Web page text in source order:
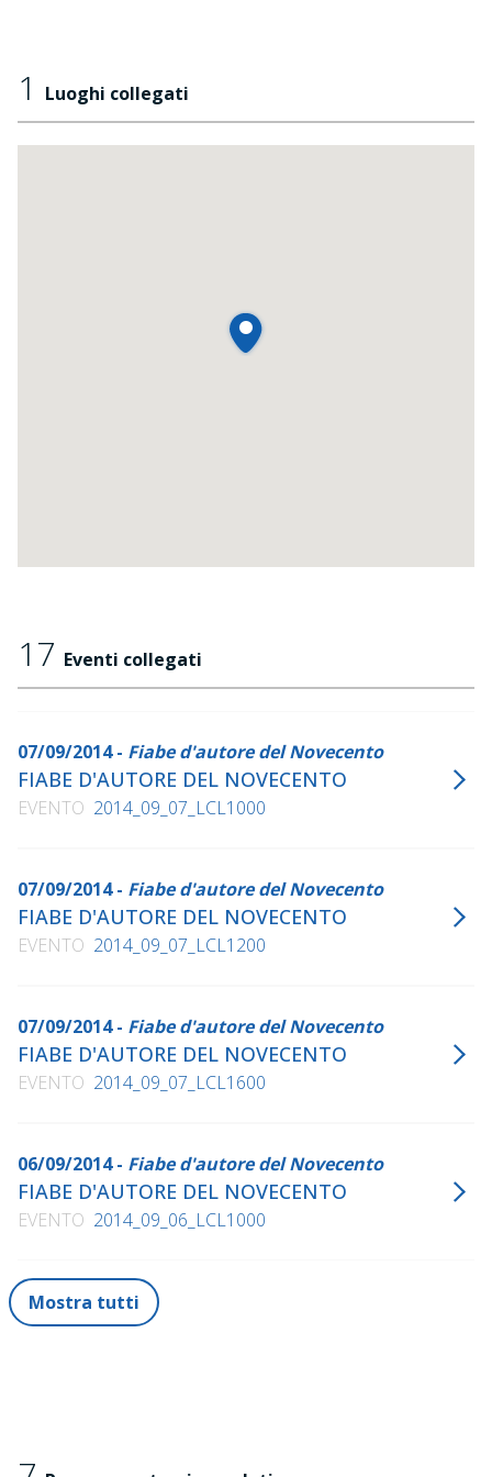
1 Luoghi collegati
17 Eventi collegati
07/09/2014 - Fiabe d'autore del Novecento
FIABE D'AUTORE DEL NOVECENTO
EVENTO 2014_09_07_LCL1000
07/09/2014 - Fiabe d'autore del Novecento
FIABE D'AUTORE DEL NOVECENTO
EVENTO 2014_09_07_LCL1200
07/09/2014 - Fiabe d'autore del Novecento
FIABE D'AUTORE DEL NOVECENTO
EVENTO 2014_09_07_LCL1600
06/09/2014 - Fiabe d'autore del Novecento
FIABE D'AUTORE DEL NOVECENTO
EVENTO 2014_09_06_LCL1000
Mostra tutti